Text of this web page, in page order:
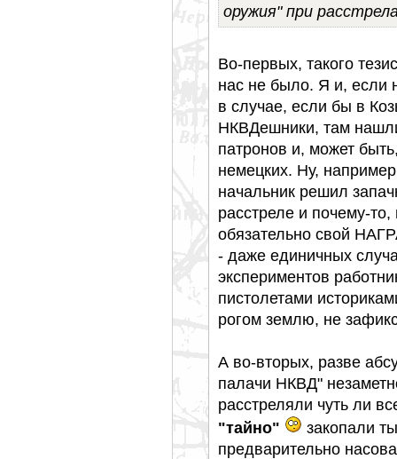
оружия" при
Во-первых, такого
нас не было. Я и, если
в случае, если бы в
НКВДешники, там
патронов и, может
немецких. Ну,
начальник решил
расстреле и почему-то,
обязательно свой
- даже единичных
экспериментов
пистолетами
рогом землю, не
А во-вторых, разве
палачи НКВД"
расстреляли чуть ли
"тайно"
закопали
предварительно